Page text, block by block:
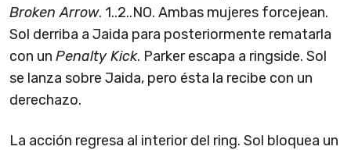
Broken Arrow. 1..2..NO. Ambas mujeres forcejean.
Sol derriba a Jaida para posteriormente rematarla
con un Penalty Kick. Parker escapa a ringside. Sol
se lanza sobre Jaida, pero ésta la recibe con un
derechazo.
La acción regresa al interior del ring. Sol bloquea un